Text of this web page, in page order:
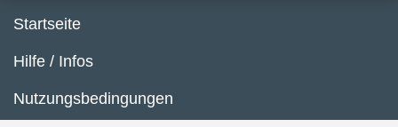
Startseite
Hilfe / Infos
Nutzungsbedingungen